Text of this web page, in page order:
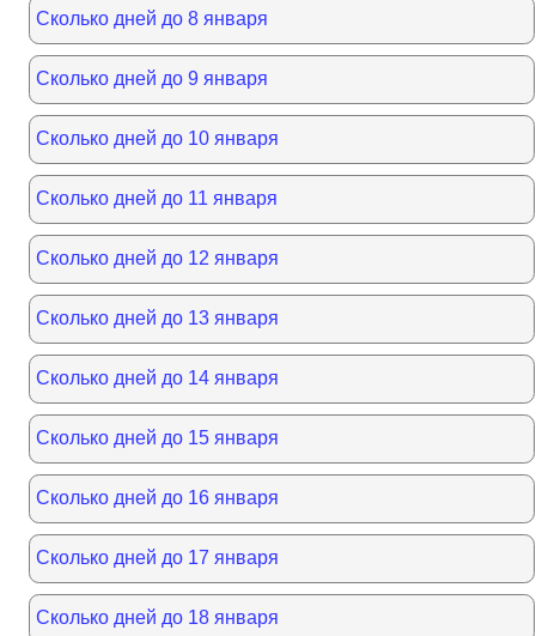
Сколько дней до 8 января
Сколько дней до 9 января
Сколько дней до 10 января
Сколько дней до 11 января
Сколько дней до 12 января
Сколько дней до 13 января
Сколько дней до 14 января
Сколько дней до 15 января
Сколько дней до 16 января
Сколько дней до 17 января
Сколько дней до 18 января